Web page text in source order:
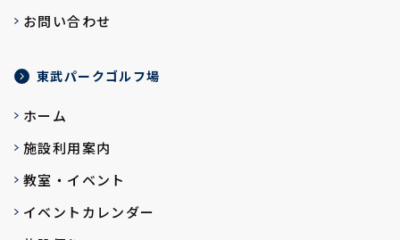
お問い合わせ
東武パークゴルフ場
ホーム
施設利用案内
教室・イベント
イベントカレンダー